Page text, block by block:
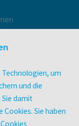
um
und die
damit
Cookies. Sie haben